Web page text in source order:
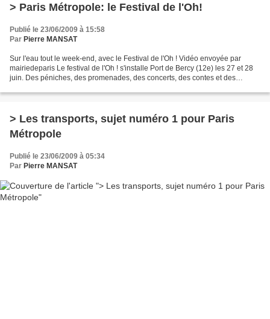
> Paris Métropole: le Festival de l'Oh!
Publié le 23/06/2009 à 15:58
Par Pierre MANSAT
Sur l'eau tout le week-end, avec le Festival de l'Oh ! Vidéo envoyée par
mairiedeparis Le festival de l'Oh ! s'installe Port de Bercy (12e) les 27 et 28
juin. Des péniches, des promenades, des concerts, des contes et des
> Les transports, sujet numéro 1 pour Paris
Métropole
Publié le 23/06/2009 à 05:34
Par Pierre MANSAT